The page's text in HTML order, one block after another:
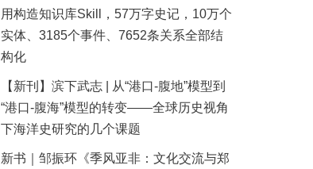
用构造知识库Skill，57万字史记，10万个
实体、3185个事件、7652条关系全部结
构化
【新刊】滨下武志 | 从“港口-腹地”模型到
“港口-腹海”模型的转变——全球历史视角
下海洋史研究的几个课题
新书｜邹振环《季风亚非：文化交流与郑